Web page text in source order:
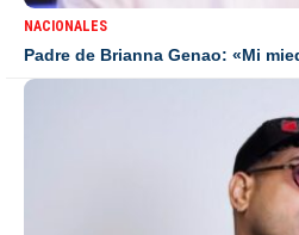
NACIONALES
Padre de Brianna Genao: «Mi